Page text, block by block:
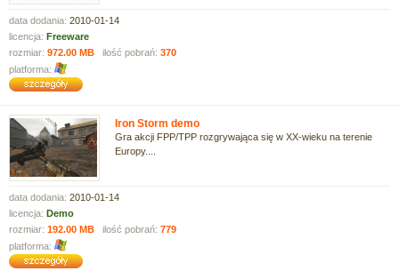
data dodania: 2010-01-14
licencja: Freeware
rozmiar: 972.00 MB ilość pobrań: 370
platforma:
Iron Storm demo
Gra akcji FPP/TPP rozgrywająca się w XX-wieku na terenie
Europy....
data dodania: 2010-01-14
licencja: Demo
rozmiar: 192.00 MB ilość pobrań: 779
platforma: